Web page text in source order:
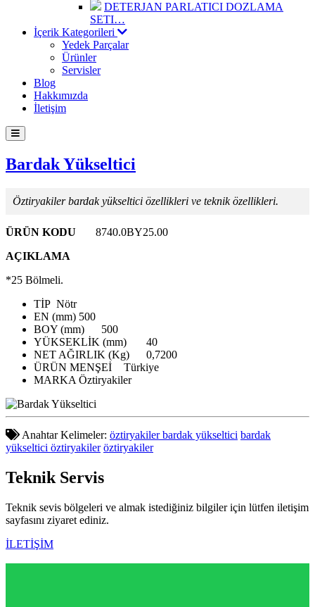
DETERJAN PARLATICI DOZLAMA
SETI…
İçerik Kategorileri
Yedek Parçalar
Ürünler
Servisler
Blog
Hakkımızda
İletişim
Bardak Yükseltici
Öztiryakiler bardak yükseltici özellikleri ve teknik özellikleri.
ÜRÜN KODU
8740.0BY25.00
AÇIKLAMA
*25 Bölmeli.
TİP Nötr
EN (mm) 500
BOY (mm)
500
YÜKSEKLİK (mm)
40
NET AĞIRLIK (Kg)
0,7200
ÜRÜN MENŞEİ
Türkiye
MARKA Öztiryakiler
Anahtar Kelimeler: öztiryakiler bardak yükseltici bardak
yükseltici öztiryakiler öztiryakiler
Teknik Servis
Teknik sevis bölgeleri ve almak istediğiniz bilgiler için lütfen iletişim
sayfasını ziyaret ediniz.
İLETİŞİM